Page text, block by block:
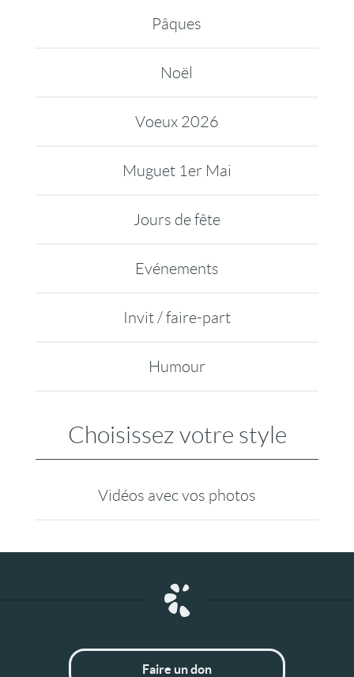
Pâques
Noël
Voeux 2026
Muguet 1er Mai
Jours de fête
Evénements
Invit / faire-part
Humour
Choisissez votre style
Vidéos avec vos photos
Faire un don